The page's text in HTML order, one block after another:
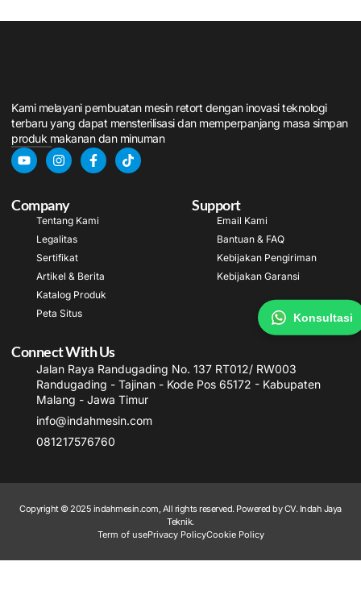
Kami melayani pembuatan mesin retort dengan inovasi teknologi
terbaru yang dapat mensterilisasi dan memperpanjang masa simpan
produk makanan dan minuman
Company
Tentang Kami
Legalitas
Sertifikat
Artikel & Berita
Katalog Produk
Peta Situs
Support
Email Kami
Bantuan & FAQ
Kebijakan Pengiriman
Kebijakan Garansi
Connect With Us
Jalan Raya Randugading No. 137 RT012/ RW003
Randugading - Tajinan - Kode Pos 65172 - Kabupaten
Malang - Jawa Timur
info@indahmesin.com
081217576760
Copyright © 2025 indahmesin.com, All rights reserved. Powered by CV. Indah Jaya
Teknik.
Term of usePrivacy PolicyCookie Policy
Konsultasi